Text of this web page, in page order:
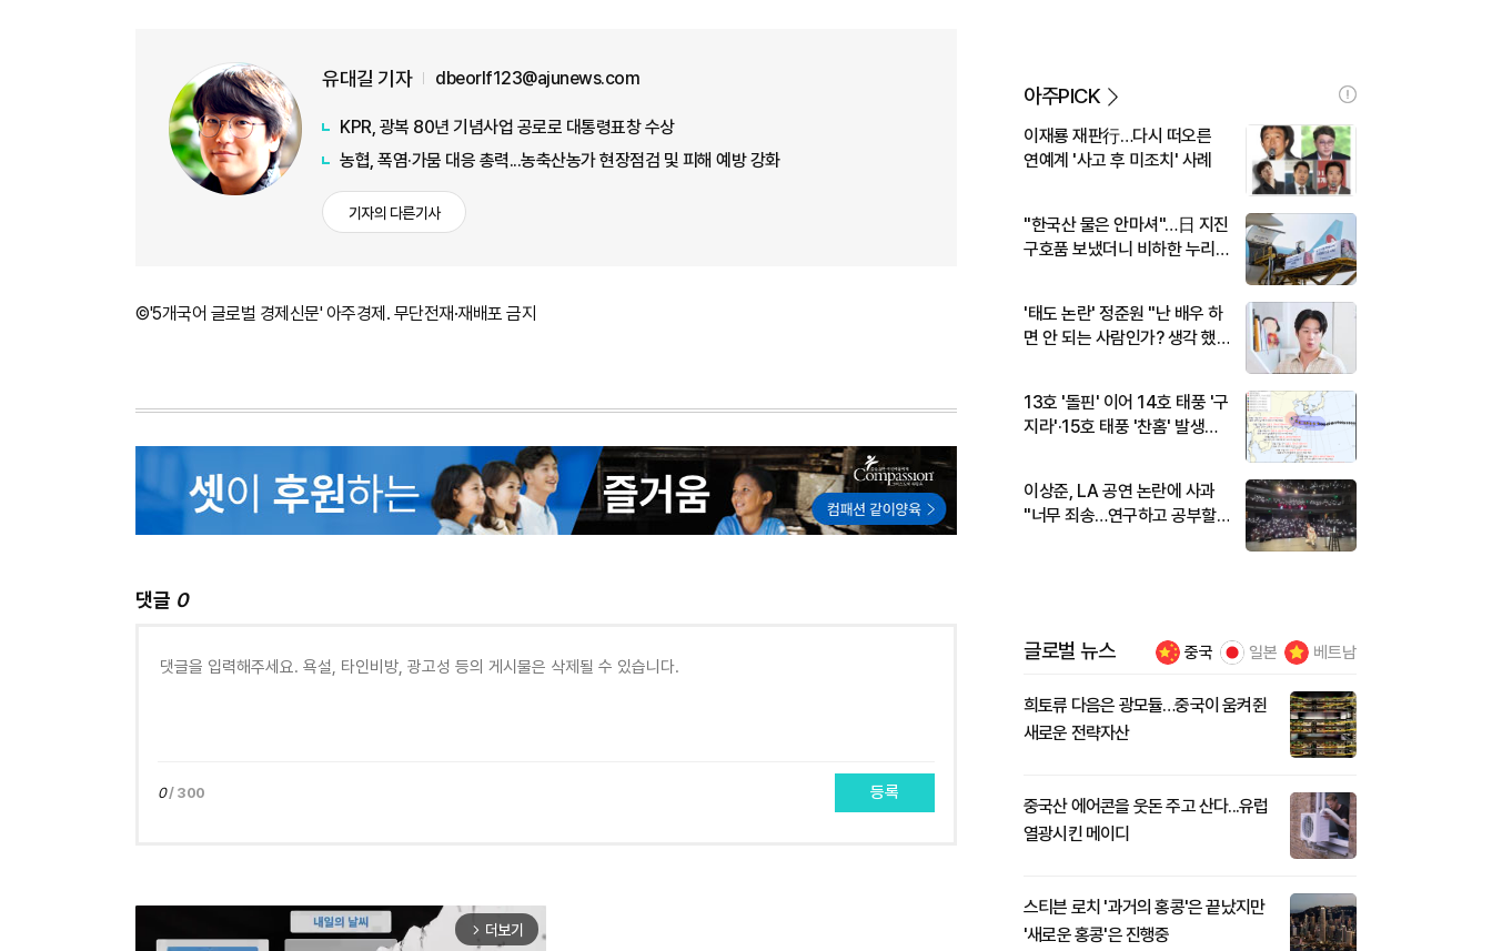
유대길 기자 dbeorlf123@ajunews.com
KPR, 광복 80년 기념사업 공로로 대통령표창 수상
농협, 폭염·가뭄 대응 총력...농축산농가 현장점검 및 피해 예방 강화
기자의 다른기사
©'5개국어 글로벌 경제신문' 아주경제. 무단전재·재배포 금지
댓글 0
0/ 300 등록
arrow_forward_ios 더보기
아주PICK
이재룡 재판行…다시 떠오른
연예계 '사고 후 미조치' 사례
"한국산 물은 안마셔"…日 지진
구호품 보냈더니 비하한 누리
'태도 논란' 정준원 "난 배우 하
면 안 되는 사람인가? 생각 했
13호 '돌핀' 이어 14호 태풍 '구
지라'·15호 태풍 '찬홈' 발생…
이상준, LA 공연 논란에 사과
"너무 죄송…연구하고 공부할
글로벌 뉴스 중국 일본 베트남
희토류 다음은 광모듈…중국이 움켜쥔
새로운 전략자산
중국산 에어콘을 웃돈 주고 산다...유럽
열광시킨 메이디
스티븐 로치 '과거의 홍콩'은 끝났지만
'새로운 홍콩'은 진행중